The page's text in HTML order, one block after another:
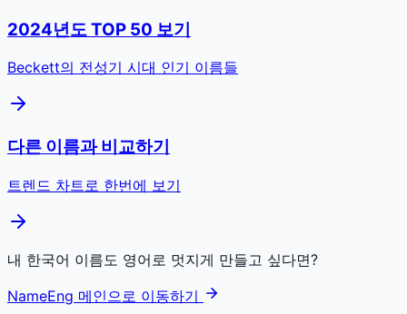
2024년도 TOP 50 보기
Beckett의 전성기 시대 인기 이름들
다른 이름과 비교하기
트렌드 차트로 한번에 보기
내 한국어 이름도 영어로 멋지게 만들고 싶다면?
NameEng 메인으로 이동하기